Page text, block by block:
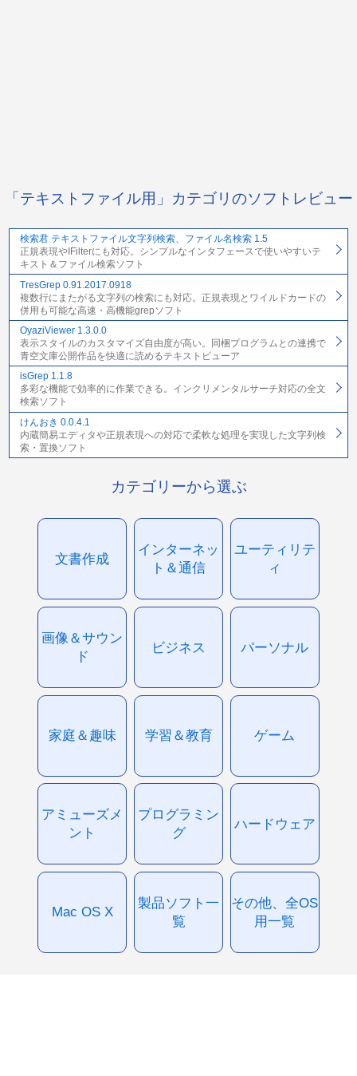
「テキストファイル用」カテゴリのソフトレビュー
検索君 テキストファイル文字列検索、ファイル名検索 1.5
正規表現やIFilterにも対応。シンプルなインタフェースで使いやすいテ
キスト＆ファイル検索ソフト
TresGrep 0.91.2017.0918
複数行にまたがる文字列の検索にも対応。正規表現とワイルドカードの
併用も可能な高速・高機能grepソフト
OyaziViewer 1.3.0.0
表示スタイルのカスタマイズ自由度が高い。同梱プログラムとの連携で
青空文庫公開作品を快適に読めるテキストビューア
isGrep 1.1.8
多彩な機能で効率的に作業できる。インクリメンタルサーチ対応の全文
検索ソフト
けんおき 0.0.4.1
内蔵簡易エディタや正規表現への対応で柔軟な処理を実現した文字列検
索・置換ソフト
カテゴリーから選ぶ
文書作成
インターネッ
ト＆通信
ユーティリテ
ィ
画像＆サウン
ド
ビジネス パーソナル
家庭＆趣味 学習＆教育 ゲーム
アミューズメ
ント
プログラミン
グ
ハードウェア
Mac OS X
製品ソフト一
覧
その他、全OS
用一覧